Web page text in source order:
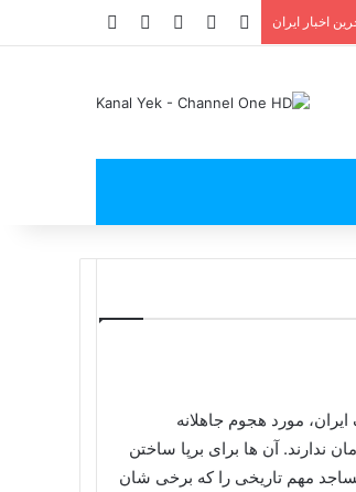
اخبار ایران فیس بوک یوتیوب اینستاگرام
مورد هجوم جاهلانه
ندارند. آن ها برای برپا ساختن
مهم تاریخی را که برخی شان